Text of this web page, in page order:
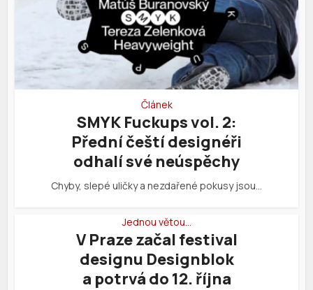
Článek
SMYK Fuckups vol. 2:
Přední čeští designéři
odhalí své neúspěchy
Chyby, slepé uličky a nezdařené pokusy jsou…
Jednou větou…
V Praze začal festival
designu Designblok
a potrvá do 12. října